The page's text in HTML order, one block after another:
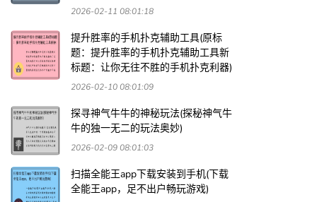
2026-02-11 08:01:18
提升胜率的手机扑克辅助工具(原标
题：提升胜率的手机扑克辅助工具新
标题：让你无往不胜的手机扑克利器)
2026-02-10 08:01:09
探寻神气牛牛的神秘玩法(探秘神气牛
牛的独一无二的玩法奥妙)
2026-02-09 08:01:03
扫描全能王app下载安装到手机(下载
全能王app，足不出户畅玩游戏)